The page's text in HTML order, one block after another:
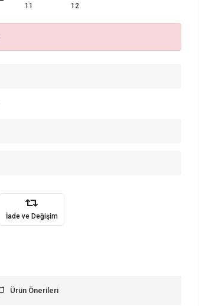
11 12
İade ve Değişim
Ürün Önerileri